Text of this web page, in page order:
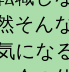
そん
にな